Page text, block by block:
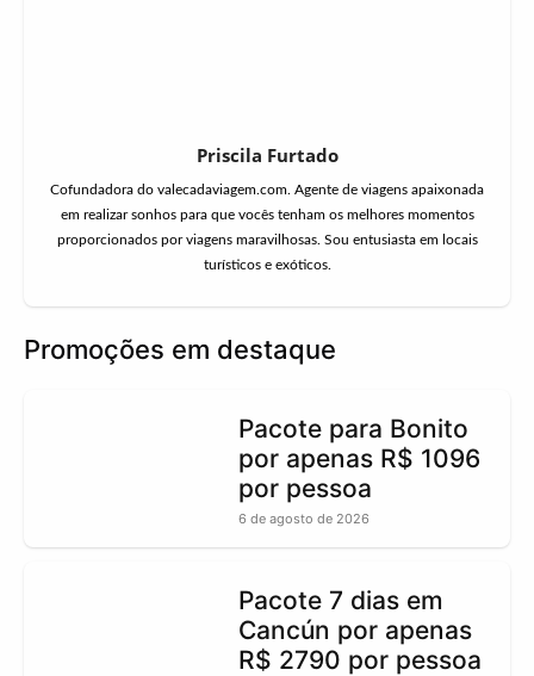
Priscila Furtado
Cofundadora do valecadaviagem.com. Agente de viagens apaixonada
em realizar sonhos para que vocês tenham os melhores momentos
proporcionados por viagens maravilhosas. Sou entusiasta em locais
turísticos e exóticos.
Promoções em destaque
Pacote para Bonito
por apenas R$ 1096
por pessoa
6 de agosto de 2026
Pacote 7 dias em
Cancún por apenas
R$ 2790 por pessoa